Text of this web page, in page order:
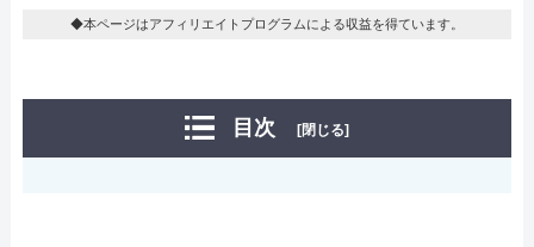
◆本ページはアフィリエイトプログラムによる収益を得ています。
目次 [閉じる]